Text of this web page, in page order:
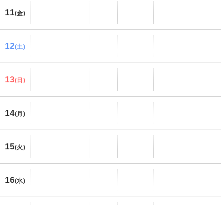
11(金)
12(土)
13(日)
14(月)
15(火)
16(水)